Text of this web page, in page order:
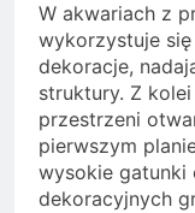
W akwariach z
wykorzystuje
dekoracje,
struktury. Z
przestrzeni
pierwszym
wysokie gatunki
dekoracyjnych